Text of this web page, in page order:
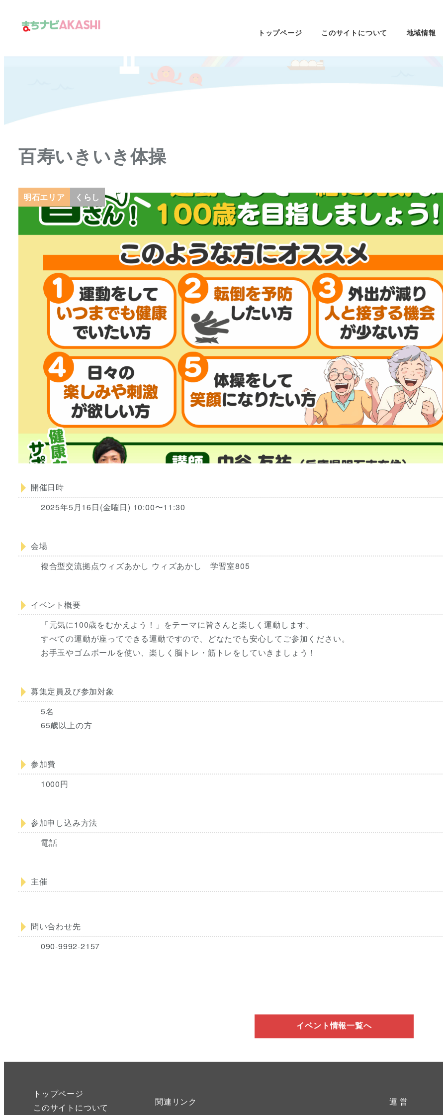
へ
トップページ このサイトについて 地域情報
百寿いきいき体操
明石エリア くらし
開催日時
2025年5月16日(金曜日) 10:00〜11:30
会場
複合型交流拠点ウィズあかし ウィズあかし 学習室805
イベント概要
「元気に100歳をむかえよう！」をテーマに皆さんと楽しく運動します。
すべての運動が座ってできる運動ですので、どなたでも安心してご参加ください。
お手玉やゴムボールを使い、楽しく脳トレ・筋トレをしていきましょう！
募集定員及び参加対象
5名
65歳以上の方
参加費
1000円
参加申し込み方法
電話
主催
問い合わせ先
090-9992-2157
イベント情報一覧へ
トップページ
このサイトについて
関連リンク 運 営